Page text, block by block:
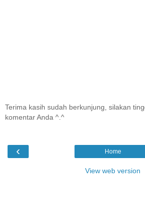
Terima kasih sudah berkunjung, silakan
komentar Anda ^.^
‹ Home
View web version